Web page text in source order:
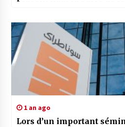
1 an ago
Lors d’un important